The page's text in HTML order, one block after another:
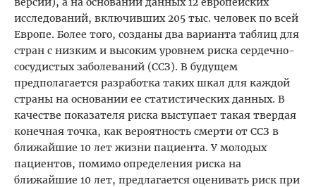
исследований, включивших 205 тыс. человек по всей
Европе. Более того, созданы два варианта таблиц для
стран с низким и высоким уровнем риска сердечно-
сосудистых заболеваний (ССЗ). В будущем
предполагается разработка таких шкал для каждой
страны на основании ее статистических данных. В
качестве показателя риска выступает такая твердая
конечная точка, как вероятность смерти от ССЗ в
ближайшие 10 лет жизни пациента. У молодых
пациентов, помимо определения риска на
ближайшие 10 лет, предлагается оценивать риск при